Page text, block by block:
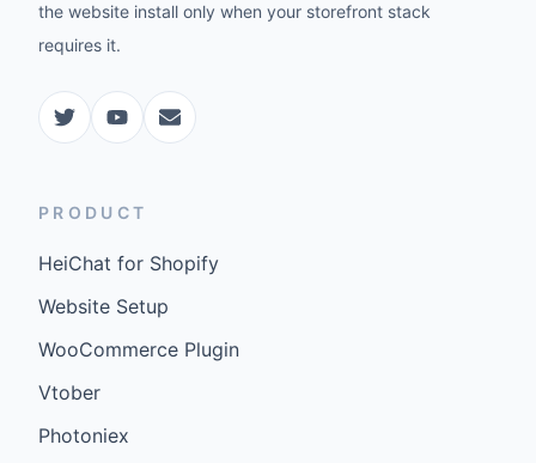
the website install only when your storefront stack
requires it.
PRODUCT
HeiChat for Shopify
Website Setup
WooCommerce Plugin
Vtober
Photoniex